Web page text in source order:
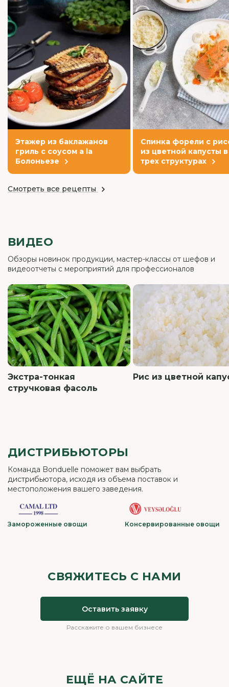
Этажер из баклажанов
гриль с соусом a la
Болоньезе
Спинка форели с
из цветной капусты в
трех структурах
Смотреть все рецепты
ВИДЕО
Обзоры новинок продукции, мастер-классы от шефов и
видеоотчеты с мероприятий для профессионалов
Экстра-тонкая
стручковая фасоль
Рис из цветной
ДИСТРИБЬЮТОРЫ
Команда Bonduelle поможет вам выбрать
дистрибьютора, исходя из объема поставок и
местоположения вашего заведения.
Замороженные овощи Консервированные овощи
СВЯЖИТЕСЬ С НАМИ
Оставить заявку
Расскажите о вашем бизнесе
ЕЩЁ НА САЙТЕ